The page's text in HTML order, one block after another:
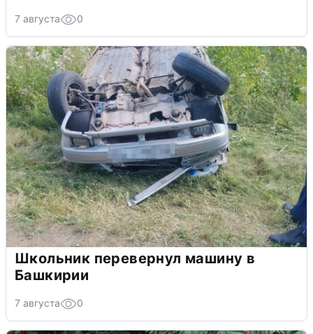
7 августа 0
Школьник перевернул машину в
Башкирии
7 августа 0